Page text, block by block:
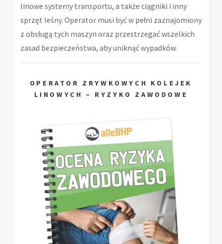
linowe systemy transportu, a także ciągniki i inny
sprzęt leśny. Operator musi być w pełni zaznajomiony
z obsługą tych maszyn oraz przestrzegać wszelkich
zasad bezpieczeństwa, aby uniknąć wypadków.
OPERATOR ZRYWKOWYCH KOLEJEK
LINOWYCH – RYZYKO ZAWODOWE